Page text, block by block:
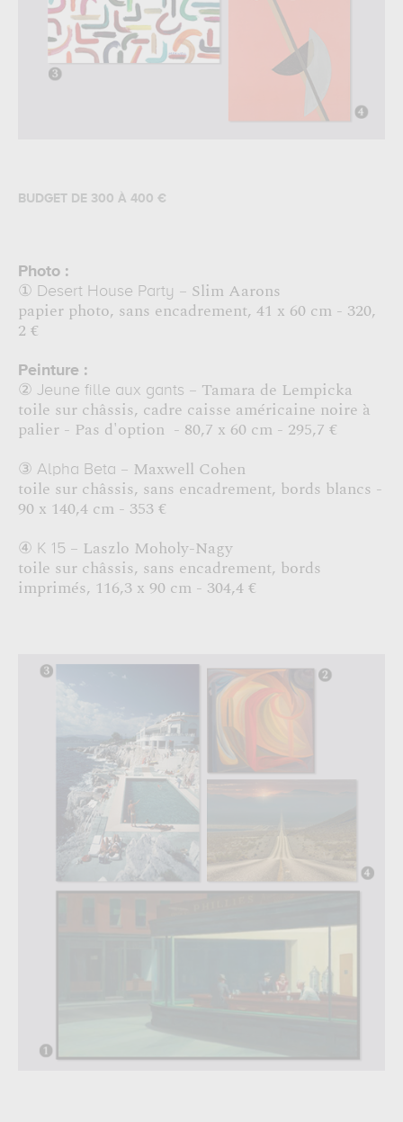
BUDGET DE 300 À 400 €
Photo :
① Desert House Party – Slim Aarons
papier photo, sans encadrement, 41 x 60 cm - 320,
2 €
Peinture :
② Jeune fille aux gants – Tamara de Lempicka
toile sur châssis, cadre caisse américaine noire à
palier - Pas d'option - 80,7 x 60 cm - 295,7 €
③ Alpha Beta – Maxwell Cohen
toile sur châssis, sans encadrement, bords blancs -
90 x 140,4 cm - 353 €
④ K 15 – Laszlo Moholy-Nagy
toile sur châssis, sans encadrement, bords
imprimés, 116,3 x 90 cm - 304,4 €